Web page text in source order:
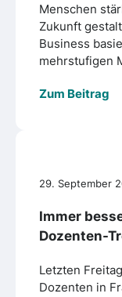
Menschen
Zukunft
Business
mehrstufigen
Zum Beitrag
29. September
Immer
Dozenten-
Letzten
Dozenten in